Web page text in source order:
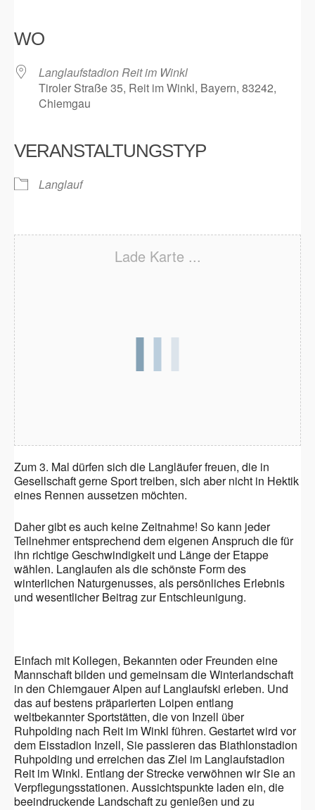
WO
Langlaufstadion Reit im Winkl
Tiroler Straße 35, Reit im Winkl, Bayern, 83242,
Chiemgau
VERANSTALTUNGSTYP
Langlauf
Lade Karte ...
Zum 3. Mal dürfen sich die Langläufer freuen, die in
Gesellschaft gerne Sport treiben, sich aber nicht in Hektik
eines Rennen aussetzen möchten.
Daher gibt es auch keine Zeitnahme! So kann jeder
Teilnehmer entsprechend dem eigenen Anspruch die für
ihn richtige Geschwindigkeit und Länge der Etappe
wählen. Langlaufen als die schönste Form des
winterlichen Naturgenusses, als persönliches Erlebnis
und wesentlicher Beitrag zur Entschleunigung.
Einfach mit Kollegen, Bekannten oder Freunden eine
Mannschaft bilden und gemeinsam die Winterlandschaft
in den Chiemgauer Alpen auf Langlaufski erleben. Und
das auf bestens präparierten Loipen entlang
weltbekannter Sportstätten, die von Inzell über
Ruhpolding nach Reit im Winkl führen. Gestartet wird vor
dem Eisstadion Inzell, Sie passieren das Biathlonstadion
Ruhpolding und erreichen das Ziel im Langlaufstadion
Reit im Winkl. Entlang der Strecke verwöhnen wir Sie an
Verpflegungsstationen. Aussichtspunkte laden ein, die
beeindruckende Landschaft zu genießen und zu